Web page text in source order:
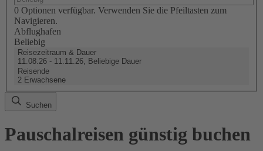
0 Optionen verfügbar. Verwenden Sie die Pfeiltasten zum
Navigieren.
Abflughafen
Beliebig
Reisezeitraum & Dauer
11.08.26 - 11.11.26, Beliebige Dauer
Reisende
2 Erwachsene
Suchen
Pauschalreisen günstig buchen